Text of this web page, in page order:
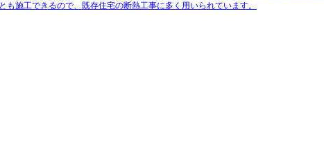
施工できるので、既存住宅の断熱工事に多く用いられています。